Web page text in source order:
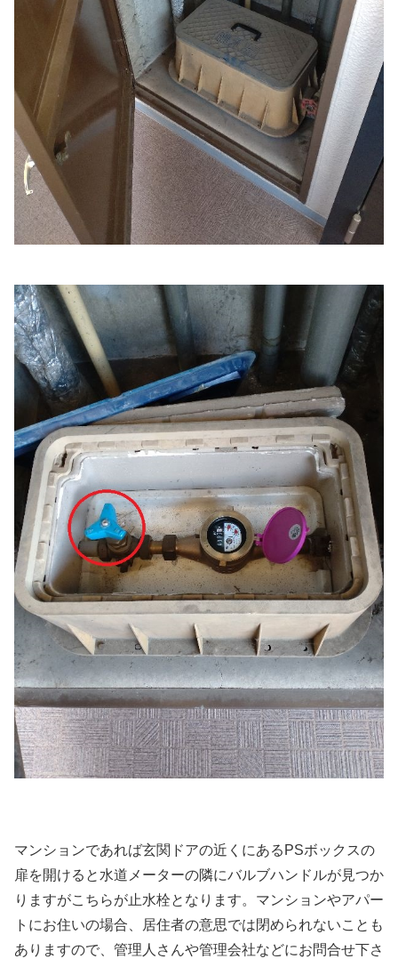
マンションであれば玄関ドアの近くにあるPSボックスの
扉を開けると水道メーターの隣にバルブハンドルが見つか
りますがこちらが止水栓となります。マンションやアパー
トにお住いの場合、居住者の意思では閉められないことも
ありますので、管理人さんや管理会社などにお問合せ下さ